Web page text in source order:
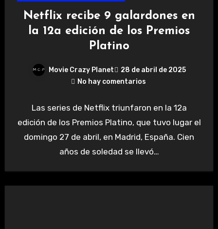
Netflix recibe 9 galardones en
la 12a edición de los Premios
Platino
Movie Crazy Planet
28 de abril de 2025
No hay comentarios
Las series de Netflix triunfaron en la 12a
edición de los Premios Platino, que tuvo lugar el
domingo 27 de abril, en Madrid, España. Cien
años de soledad se llevó…